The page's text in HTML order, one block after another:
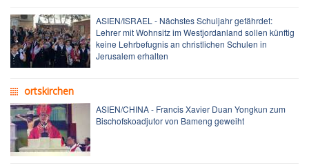
ASIEN/ISRAEL - Nächstes Schuljahr gefährdet:
Lehrer mit Wohnsitz im Westjordanland sollen künftig
keine Lehrbefugnis an christlichen Schulen in
Jerusalem erhalten
ortskirchen
ASIEN/CHINA - Francis Xavier Duan Yongkun zum
Bischofskoadjutor von Bameng geweiht